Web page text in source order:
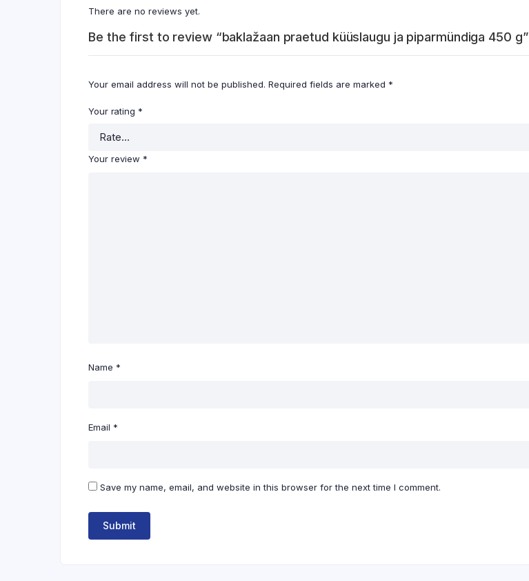
There are no reviews yet.
Be the first to review “baklažaan praetud küüslaugu ja piparmündiga 450 g”
Your email address will not be published. Required fields are marked *
Your rating *
Your review *
Name *
Email *
Save my name, email, and website in this browser for the next time I comment.